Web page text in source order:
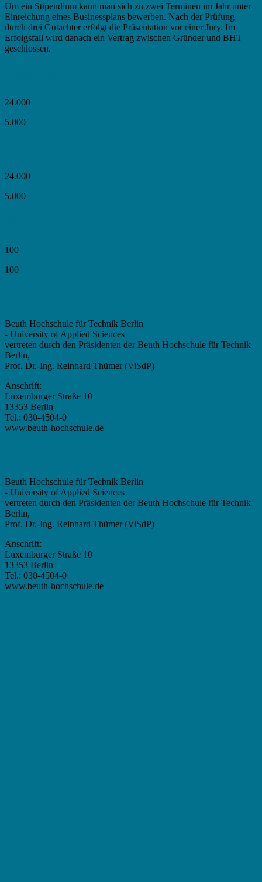
Um ein Stipendium kann man sich zu zwei Terminen im Jahr unter
Einreichung eines Businessplans bewerben. Nach der Prüfung
durch drei Gutachter erfolgt die Präsentation vor einer Jury. Im
Erfolgsfall wird danach ein Vertrag zwischen Gründer und BHT
geschlossen.
24.000
5.000
24.000
5.000
100
100
Beuth Hochschule für Technik Berlin
- University of Applied Sciences
vertreten durch den Präsidenten der Beuth Hochschule für Technik
Berlin,
Prof. Dr.-Ing. Reinhard Thümer (ViSdP)
Anschrift:
Luxemburger Straße 10
13353 Berlin
Tel.: 030-4504-0
www.beuth-hochschule.de
Beuth Hochschule für Technik Berlin
- University of Applied Sciences
vertreten durch den Präsidenten der Beuth Hochschule für Technik
Berlin,
Prof. Dr.-Ing. Reinhard Thümer (ViSdP)
Anschrift:
Luxemburger Straße 10
13353 Berlin
Tel.: 030-4504-0
www.beuth-hochschule.de